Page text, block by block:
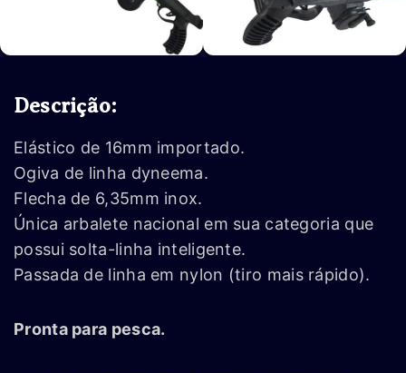
Descrição:
Elástico de 16mm importado.
Ogiva de linha dyneema.
Flecha de 6,35mm inox.
Única arbalete nacional em sua categoria que
possui solta-linha inteligente.
Passada de linha em nylon (tiro mais rápido).
Pronta para pesca.